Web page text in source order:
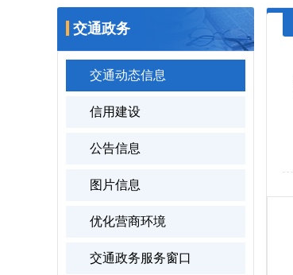
交通政务
交通动态信息
信用建设
公告信息
图片信息
优化营商环境
交通政务服务窗口